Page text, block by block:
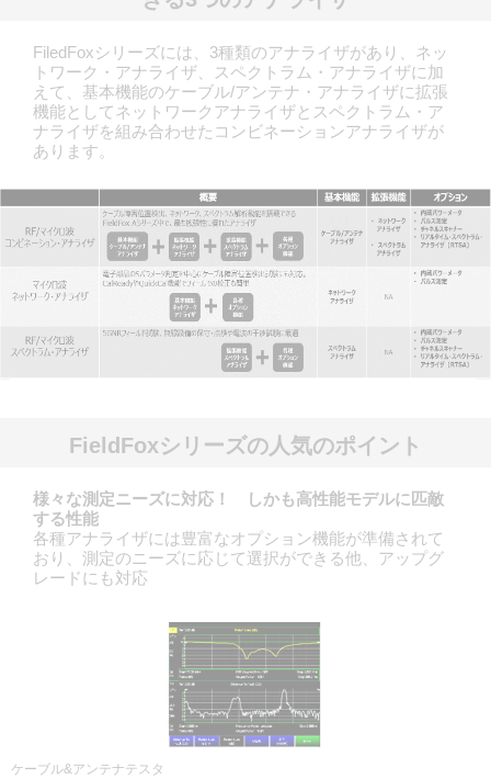
FiledFoxシリーズには、3種類のアナライザがあり、ネッ
トワーク・アナライザ、スペクトラム・アナライザに加
えて、基本機能のケーブル/アンテナ・アナライザに拡張
機能としてネットワークアナライザとスペクトラム・ア
ナライザを組み合わせたコンビネーションアナライザが
あります。
FieldFoxシリーズの人気のポイント
様々な測定ニーズに対応！ しかも高性能モデルに匹敵
する性能
各種アナライザには豊富なオプション機能が準備されて
おり、測定のニーズに応じて選択ができる他、アップグ
レードにも対応
ケーブル&アンテナテスタ